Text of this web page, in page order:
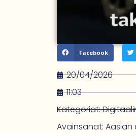
Facebook
20/04/2026
11:03
Kategoriat:
Avainsanat: Aasian